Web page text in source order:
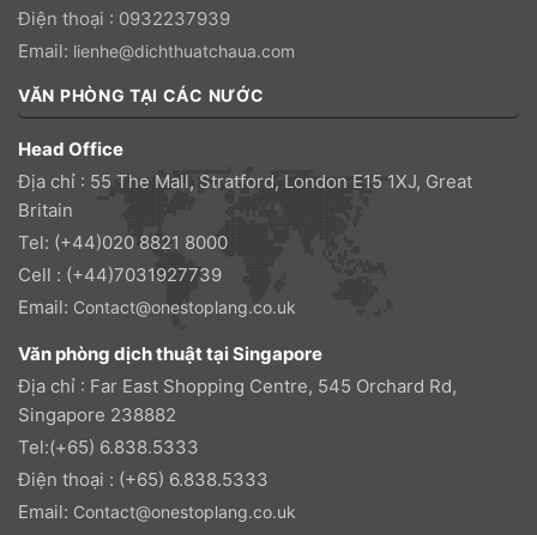
Điện thoại : 0932237939
Email: lienhe@dichthuatchaua.com
VĂN PHÒNG TẠI CÁC NƯỚC
Head Office
Địa chỉ : 55 The Mall, Stratford, London E15 1XJ, Great
Britain
Tel: (+44)020 8821 8000
Cell : (+44)7031927739
Email: Contact@onestoplang.co.uk
Văn phòng dịch thuật tại Singapore
Địa chỉ : Far East Shopping Centre, 545 Orchard Rd,
Singapore 238882
Tel:(+65) 6.838.5333
Điện thoại : (+65) 6.838.5333
Email: Contact@onestoplang.co.uk